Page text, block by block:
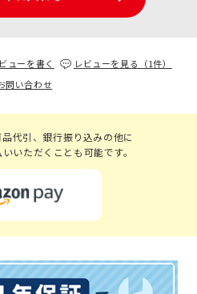
ューを書く
レビューを見る（1件）
問い合わせ
代引、銀行振り込みの他に
いただくことも可能です。